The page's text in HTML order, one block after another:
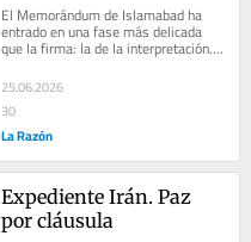
El Memorándum de Islamabad ha
entrado en una fase más delicada
que la firma: la de la interpretación.
En diplomacia, un texto no vale sólo
por lo...
25.06.2026
30
La Razón
Expediente Irán. Paz
por cláusula